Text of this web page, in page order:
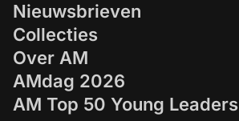
Nieuwsbrieven
Collecties
Over AM
AMdag 2026
AM Top 50 Young Leaders